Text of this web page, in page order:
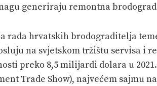
generiraju remontna
rada hrvatskih brodograditelja
na svjetskom tržištu servisa i
preko 8,5 milijardi dolara u
Trade Show), najvećem sajmu